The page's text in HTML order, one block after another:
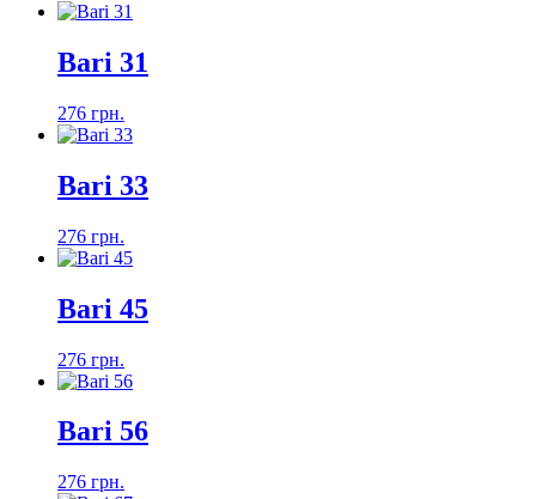
Bari 31
276 грн.
Bari 33
276 грн.
Bari 45
276 грн.
Bari 56
276 грн.